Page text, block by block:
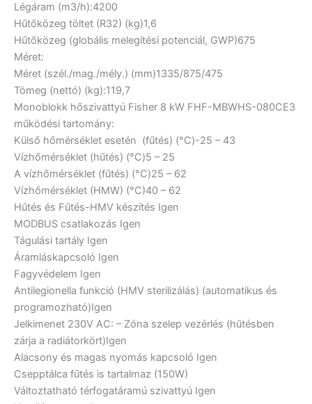
Légáram (m3/h):4200
Hűtőközeg töltet (R32) (kg)1,6
Hűtőközeg (globális melegítési potenciál, GWP)675
Méret:
Méret (szél./mag./mély.) (mm)1335/875/475
Tömeg (nettó) (kg):119,7
Monoblokk hőszivattyú Fisher 8 kW FHF-MBWHS-080CE3
működési tartomány:
Külső hőmérséklet esetén (fűtés) (°C)-25 – 43
Vízhőmérséklet (hűtés) (°C)5 – 25
A vízhőmérséklet (fűtés) (°C)25 – 62
Vízhőmérséklet (HMW) (°C)40 – 62
Hűtés és Fűtés-HMV készítés Igen
MODBUS csatlakozás Igen
Tágulási tartály Igen
Áramláskapcsoló Igen
Fagyvédelem Igen
Antilegionella funkció (HMV sterilizálás) (automatikus és
programozható)Igen
Jelkimenet 230V AC: – Zóna szelep vezérlés (hűtésben
zárja a radiátorkört)Igen
Alacsony és magas nyomás kapcsoló Igen
Csepptálca fűtés is tartalmaz (150W)
Változtatható térfogatáramú szivattyú Igen